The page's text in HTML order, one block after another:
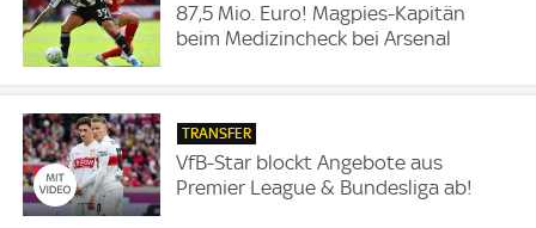
87,5 Mio. Euro! Magpies-Kapitän
beim Medizincheck bei Arsenal
TRANSFER
VfB-Star blockt Angebote aus
Premier League & Bundesliga ab!